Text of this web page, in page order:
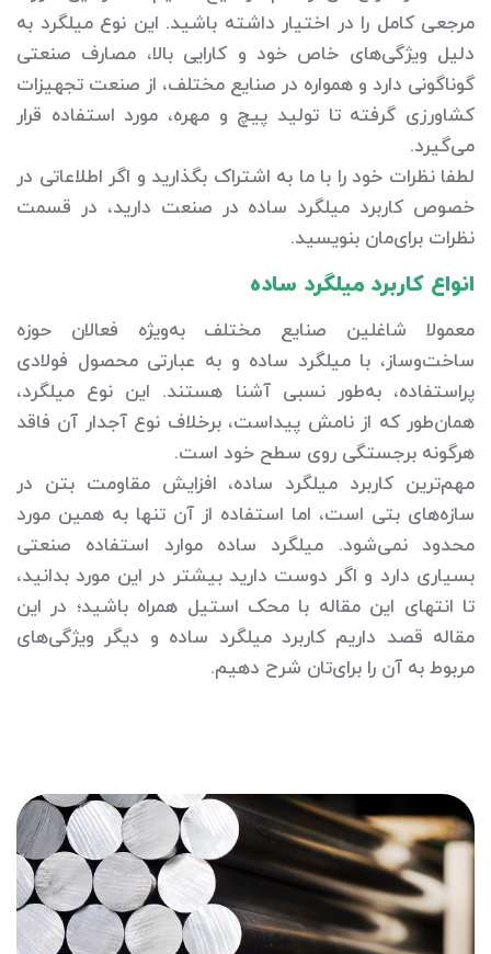
مرجعی کامل را در اختیار داشته باشید. این نوع میلگرد به
دلیل ویژگی‌های خاص خود و کارایی بالا، مصارف صنعتی
گوناگونی دارد و همواره در صنایع مختلف، از صنعت تجهیزات
کشاورزی گرفته تا تولید پیچ و مهره، مورد استفاده قرار
می‌گیرد.
لطفا نظرات خود را با ما به اشتراک بگذارید و اگر اطلاعاتی در
خصوص کاربرد میلگرد ساده در صنعت دارید، در قسمت
نظرات برای‌مان بنویسید.
انواع کاربرد میلگرد ساده
معمولا شاغلین صنایع مختلف به‌ویژه فعالان حوزه
ساخت‌وساز، با میلگرد ساده و به عبارتی محصول فولادی
پراستفاده، به‌طور نسبی آشنا هستند. این نوع میلگرد،
همان‌طور که از نامش پیداست، برخلاف نوع آجدار آن فاقد
هرگونه برجستگی روی سطح خود است.
مهم‌ترین کاربرد میلگرد ساده، افزایش مقاومت بتن در
سازه‌های بتی است، اما استفاده از آن تنها به همین مورد
محدود نمی‌شود. میلگرد ساده موارد استفاده صنعتی
بسیاری دارد و اگر دوست دارید بیشتر در این مورد بدانید،
تا انتهای این مقاله با محک استیل همراه باشید؛ در این
مقاله قصد داریم کاربرد میلگرد ساده و دیگر ویژگی‌های
مربوط به آن را برای‌تان شرح دهیم.